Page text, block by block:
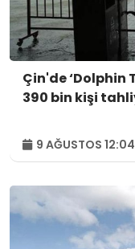
Çin'de ‘Dolphin
390 bin kişi
9 AĞUSTOS 12:04